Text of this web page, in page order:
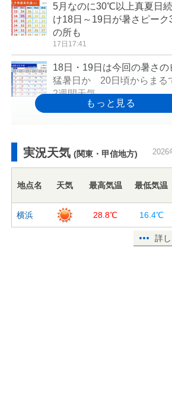
5月なのに30℃以上真夏日
け18日～19日が暑さピー
の所も
17日17:41
18日・19日は今回の暑さの
猛暑日か 20日頃からま
2週間天気
上の酷暑日も
17日14:43
【速報】東京都心で今年初
を観測 こまめに水分や休
熱中症に注意
17日13:54
実況天気 (関東・甲信地方) 2026
地点名 天気 最高気温 最低気温
横浜 28.8℃ 16.4℃
詳